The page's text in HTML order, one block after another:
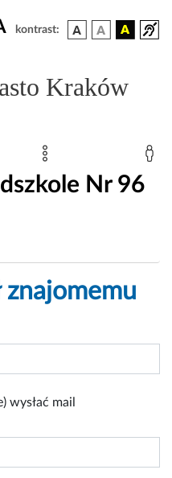
kontrast:
Kraków
Nr 96
znajomemu
wysłać mail